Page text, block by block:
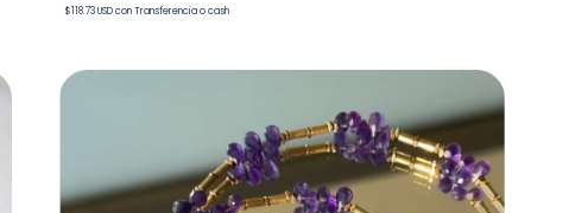
$118.73 USDcon Transferencia o cash